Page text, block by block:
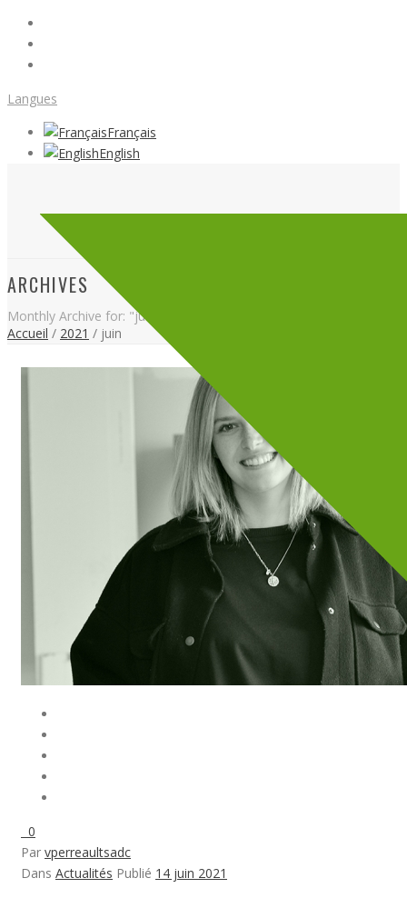
Langues
Français
English
ARCHIVES
Monthly Archive for: "juin, 2021"
Accueil / 2021 / juin
0
Par vperreaultsadc
Dans Actualités Publié 14 juin 2021